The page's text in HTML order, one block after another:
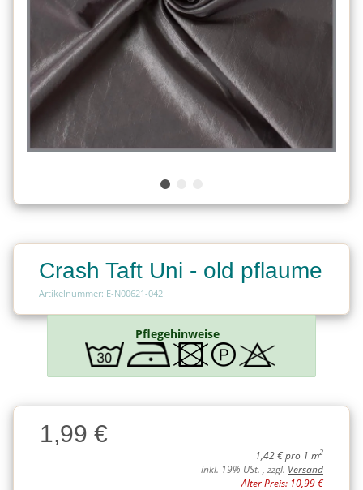
Crash Taft Uni - old pflaume
Artikelnummer: E-N00621-042
Pflegehinweise
Charge
Charge1,99 €
1,42 € pro 1 m2
inkl. 19% USt. , zzgl. Versand
Alter Preis: 10,99 €